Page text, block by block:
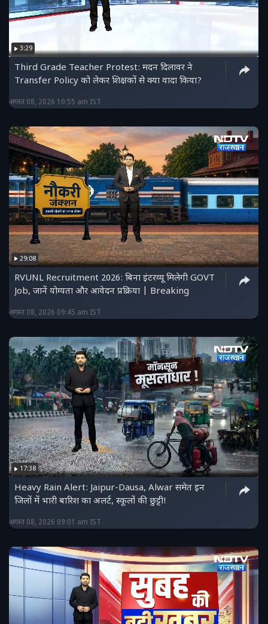
3:29
Third Grade Teacher Protest: मदन दिलावर ने
Transfer Policy को लेकर शिक्षकों से क्या वादा किया?
अगस्त 08, 2026 10:55 am IST
29:08
RVUNL Recruitment 2026: बिना इंटरव्यू मिलेगी GOVT
Job, जानें योग्यता और आवेदन प्रक्रिया | Breaking
अगस्त 08, 2026 09:45 am IST
17:38
Heavy Rain Alert: Jaipur-Dausa, Alwar समेत इन
जिलों में भारी बारिश का अलर्ट, स्कूलों की छुट्टी!
अगस्त 08, 2026 09:01 am IST